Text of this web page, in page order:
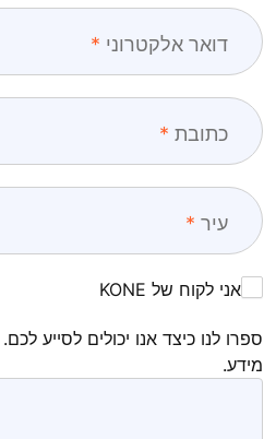
דואר אלקטרוני
כתובת
עיר
אני לקוח של KONE
ספרו לנו כיצד אנו יכולים לסייע
מידע.